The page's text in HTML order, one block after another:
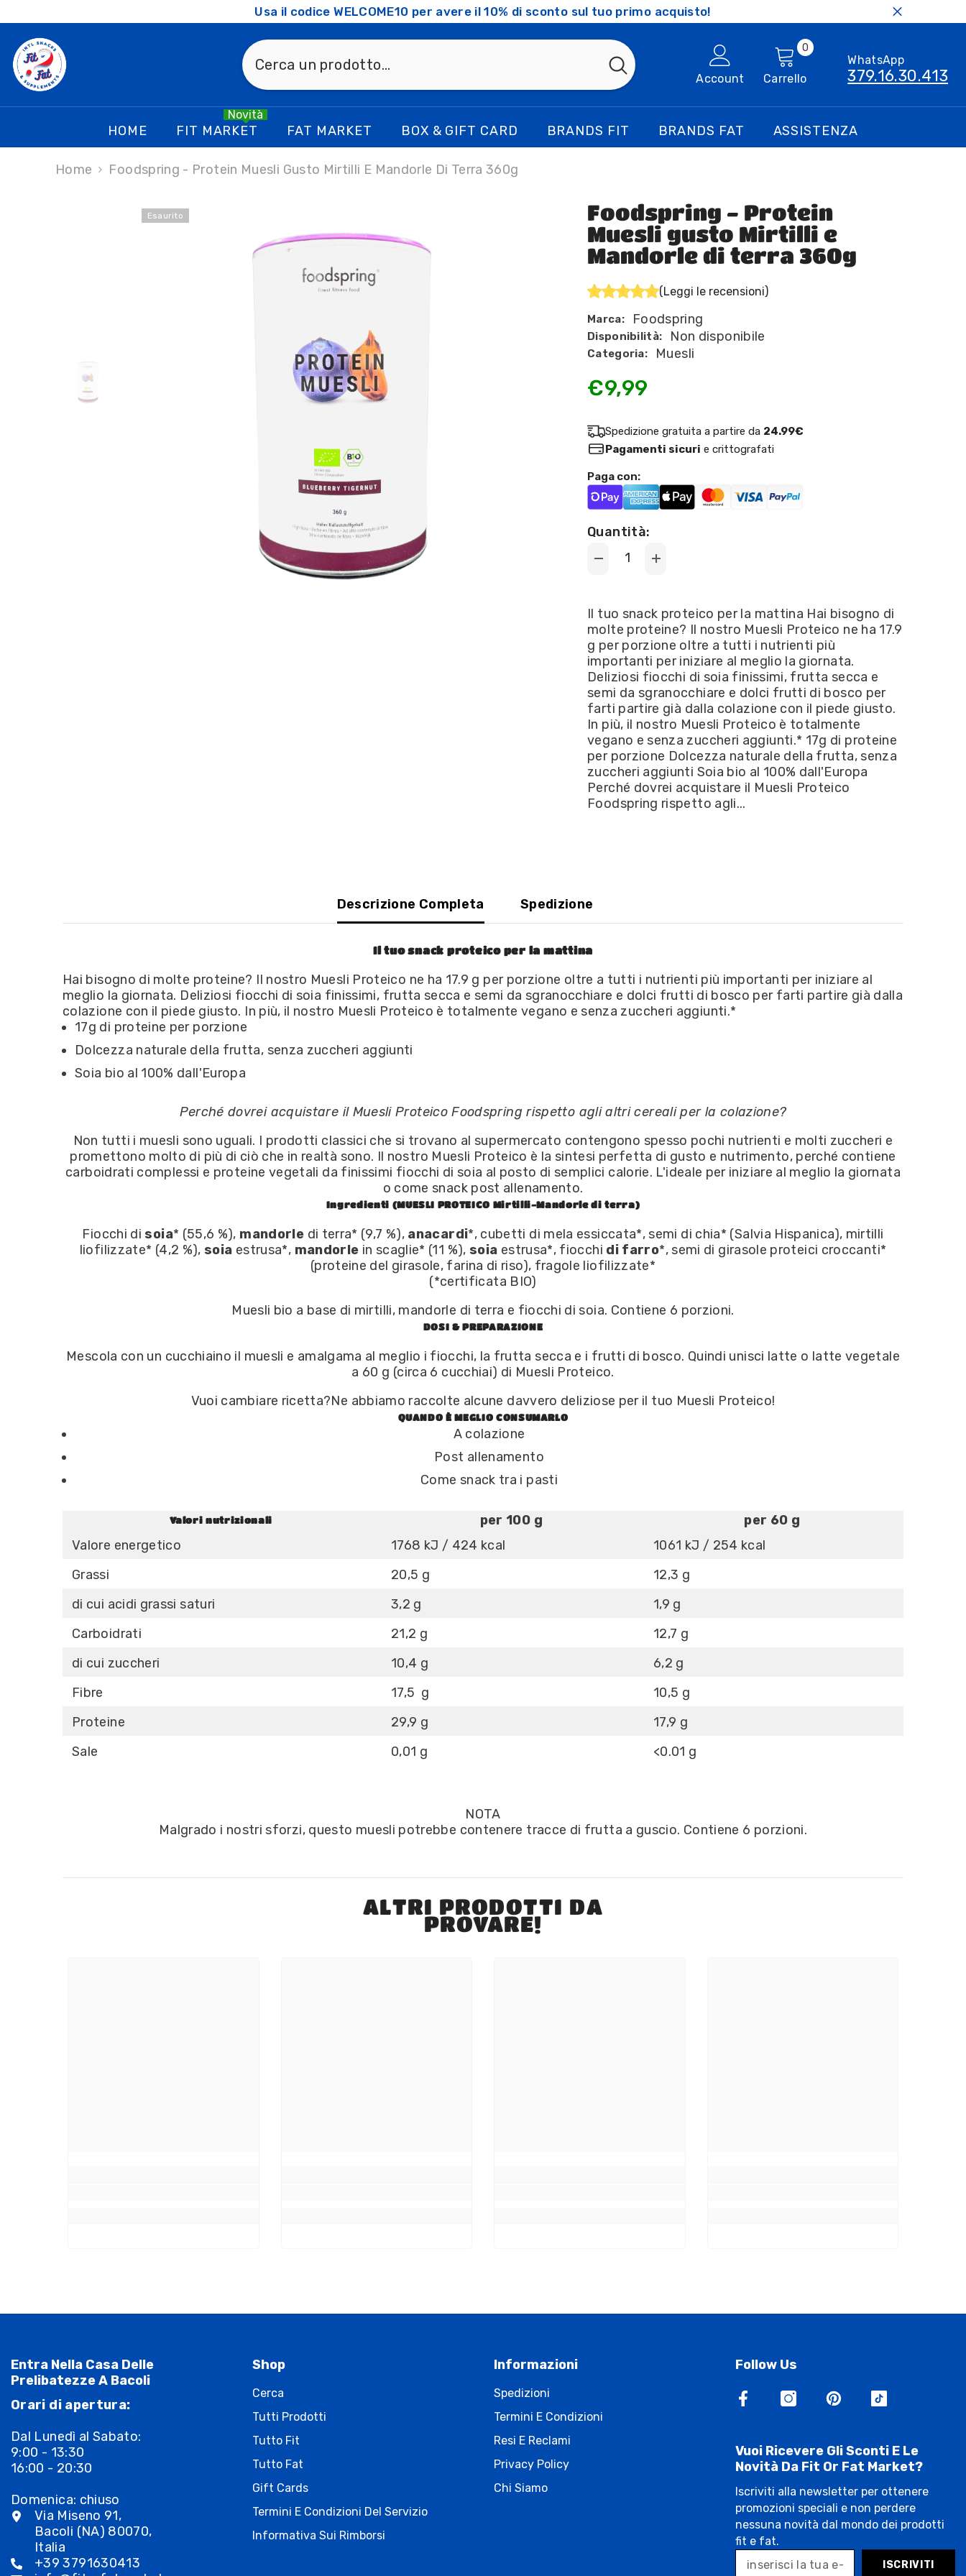
Usa il codice WELCOME10 per avere il 10% di sconto sul tuo primo acquisto!
Account Carrello
00
articoliWhatsApp
379.16.30.413
HOME FIT MARKET
Novità
FAT MARKET BOX & GIFT CARD BRANDS FIT BRANDS FAT ASSISTENZA
Home Foodspring - Protein Muesli Gusto Mirtilli E Mandorle Di Terra 360g
Esaurito
Foodspring - Protein
Muesli gusto Mirtilli e
Mandorle di terra 360g
(Leggi le recensioni)
Marca: Foodspring
Disponibilità: Non disponibile
Categoria: Muesli
€9,99
Spedizione gratuita a partire da 24.99€
Pagamenti sicuri e crittografati
Paga con:
Quantità:
Decrease
-
Protein
Muesli
Mirtilli
e
Mandorle
di
terra
360g
Increase
Protein
Muesli
Mirtilli
e
Mandorle
di
terra
360g
Il tuo snack proteico per la mattina Hai bisogno di
molte proteine? Il nostro Muesli Proteico ne ha 17.9
g per porzione oltre a tutti i nutrienti più
importanti per iniziare al meglio la giornata.
Deliziosi fiocchi di soia finissimi, frutta secca e
semi da sgranocchiare e dolci frutti di bosco per
farti partire già dalla colazione con il piede giusto.
In più, il nostro Muesli Proteico è totalmente
vegano e senza zuccheri aggiunti.* 17g di proteine
per porzione Dolcezza naturale della frutta, senza
zuccheri aggiunti Soia bio al 100% dall'Europa
Perché dovrei acquistare il Muesli Proteico
Foodspring rispetto agli...
Descrizione Completa Spedizione
Il tuo snack proteico per la mattina
Hai bisogno di molte proteine? Il nostro Muesli Proteico ne ha 17.9 g per porzione oltre a tutti i nutrienti più importanti per iniziare al
meglio la giornata. Deliziosi fiocchi di soia finissimi, frutta secca e semi da sgranocchiare e dolci frutti di bosco per farti partire già dalla
colazione con il piede giusto. In più, il nostro Muesli Proteico è totalmente vegano e senza zuccheri aggiunti.*
17g di proteine per porzione
Dolcezza naturale della frutta, senza zuccheri aggiunti
Soia bio al 100% dall'Europa
Perché dovrei acquistare il Muesli Proteico Foodspring rispetto agli altri cereali per la colazione?
Non tutti i muesli sono uguali. I prodotti classici che si trovano al supermercato contengono spesso pochi nutrienti e molti zuccheri e
promettono molto di più di ciò che in realtà sono. Il nostro Muesli Proteico è la sintesi perfetta di gusto e nutrimento, perché contiene
carboidrati complessi e proteine vegetali da finissimi fiocchi di soia al posto di semplici calorie. L'ideale per iniziare al meglio la giornata
o come snack post allenamento.
Ingredienti (MUESLI PROTEICO Mirtilli-Mandorle di terra)
Fiocchi di soia* (55,6 %), mandorle di terra* (9,7 %), anacardi*, cubetti di mela essiccata*, semi di chia* (Salvia Hispanica), mirtilli
liofilizzate* (4,2 %), soia estrusa*, mandorle in scaglie* (11 %), soia estrusa*, fiocchi di farro*, semi di girasole proteici croccanti*
(proteine del girasole, farina di riso), fragole liofilizzate*
(*certificata BIO)
Muesli bio a base di mirtilli, mandorle di terra e fiocchi di soia. Contiene 6 porzioni.
DOSI & PREPARAZIONE
Mescola con un cucchiaino il muesli e amalgama al meglio i fiocchi, la frutta secca e i frutti di bosco. Quindi unisci latte o latte vegetale
a 60 g (circa 6 cucchiai) di Muesli Proteico.
Vuoi cambiare ricetta?Ne abbiamo raccolte alcune davvero deliziose per il tuo Muesli Proteico!
QUANDO È MEGLIO CONSUMARLO
A colazione
Post allenamento
Come snack tra i pasti
Valori nutrizionali per 100 g
per 60 g
Valore energetico
1768 kJ / 424 kcal
1061 kJ / 254 kcal
Grassi
20,5 g
12,3 g
di cui acidi grassi saturi
3,2 g
1,9 g
Carboidrati
21,2 g
12,7 g
di cui zuccheri
10,4 g
6,2 g
Fibre
17,5 g
10,5 g
Proteine
29,9 g
17,9 g
Sale
0,01 g <0.01 g
NOTA
Malgrado i nostri sforzi, questo muesli potrebbe contenere tracce di frutta a guscio. Contiene 6 porzioni.
ALTRI PRODOTTI DA
PROVARE!
Entra Nella Casa Delle
Prelibatezze A Bacoli
Orari di apertura:
Dal Lunedì al Sabato:
9:00 - 13:30
16:00 - 20:30
Domenica: chiuso
Via Miseno 91,
Bacoli (NA) 80070,
Italia
+39 3791630413
Shop
Cerca
Tutti Prodotti
Tutto Fit
Tutto Fat
Gift Cards
Termini E Condizioni Del Servizio
Informativa Sui Rimborsi
Informazioni
Spedizioni
Termini E Condizioni
Resi E Reclami
Privacy Policy
Chi Siamo
Follow Us
Vuoi Ricevere Gli Sconti E Le
Novità Da Fit Or Fat Market?
Iscriviti alla newsletter per ottenere
promozioni speciali e non perdere
nessuna novità dal mondo dei prodotti
fit e fat.
ISCRIVITI